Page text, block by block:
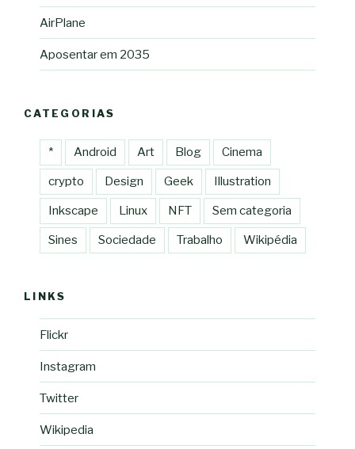
AirPlane
Aposentar em 2035
CATEGORIAS
* Android Art Blog Cinema
crypto Design Geek Illustration
Inkscape Linux NFT Sem categoria
Sines Sociedade Trabalho Wikipédia
LINKS
Flickr
Instagram
Twitter
Wikipedia